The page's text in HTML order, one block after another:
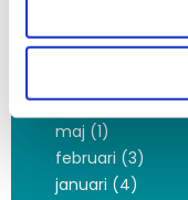
2022
oktober (3)
maj (1)
februari (3)
januari (4)